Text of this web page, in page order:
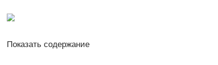
Показать содержание